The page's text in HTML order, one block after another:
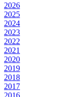
2026
2025
2024
2023
2022
2021
2020
2019
2018
2017
2016